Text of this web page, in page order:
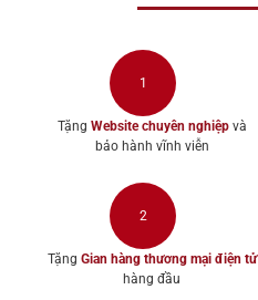
1
Tặng Website chuyên nghiệp và
bảo hành vĩnh viễn
2
Tặng Gian hàng thương mại điện tử
hàng đầu